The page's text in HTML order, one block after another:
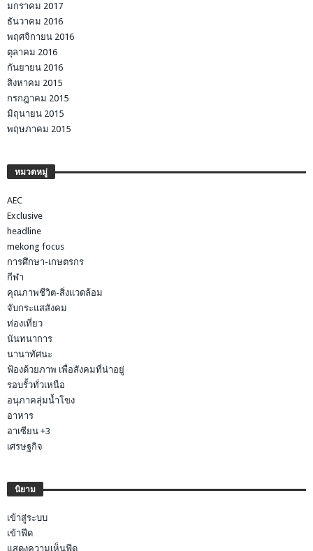
มกราคม 2017
ธันวาคม 2016
พฤศจิกายน 2016
ตุลาคม 2016
กันยายน 2016
สิงหาคม 2015
กรกฎาคม 2015
มิถุนายน 2015
พฤษภาคม 2015
หมวดหมู่
AEC
Exclusive
headline
mekong focus
การศึกษา-เกษตรกร
กีฬา
คุณภาพชีวิต-สิ่งแวดล้อม
จับกระแสสังคม
ท่องเที่ยว
นันทนาการ
นานาทัศนะ
ฟ้องด้วยภาพ เพื่อสังคมที่น่าอยู่
รอบรั้วทั่วเหนือ
อนุภาคลุ่มน้ำโขง
อาหาร
อาเซียน +3
เศรษฐกิจ
นิยาม
เข้าสู่ระบบ
เข้าฟีด
แสดงความเห็นฟีด